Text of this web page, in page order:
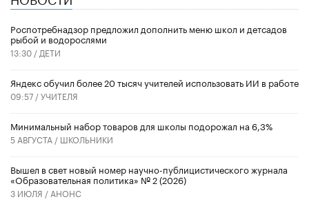
Роспотребнадзор предложил дополнить меню школ и детсадов
рыбой и водорослями
13:30 / ДЕТИ
​Яндекс обучил более 20 тысяч учителей использовать ИИ в работе
09:57 /УЧИТЕЛЯ
Минимальный набор товаров для школы подорожал на 6,3%
5 АВГУСТА / ШКОЛЬНИКИ
Вышел в свет новый номер научно-публицистического журнала
«Образовательная политика» № 2 (2026)
3 ИЮЛЯ / АНОНС